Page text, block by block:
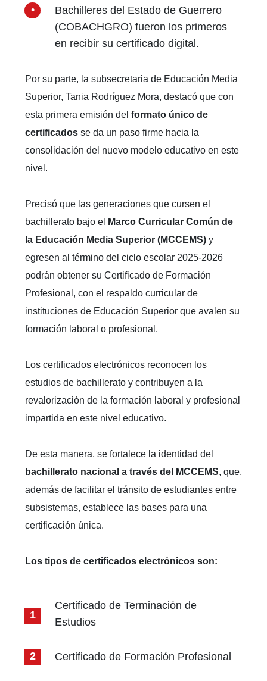
Bachilleres del Estado de Guerrero
(COBACHGRO) fueron los primeros
en recibir su certificado digital.
Por su parte, la subsecretaria de Educación Media
Superior, Tania Rodríguez Mora, destacó que con
esta primera emisión del formato único de
certificados se da un paso firme hacia la
consolidación del nuevo modelo educativo en este
nivel.
Precisó que las generaciones que cursen el
bachillerato bajo el
Marco Curricular Común de
la Educación Media Superior (MCCEMS) y
egresen al término del ciclo escolar 2025-2026
podrán obtener su Certificado de Formación
Profesional, con el respaldo curricular de
instituciones de Educación Superior que avalen su
formación laboral o profesional.
Los certificados electrónicos reconocen los
estudios de bachillerato y contribuyen a la
revalorización de la formación laboral y profesional
impartida en este nivel educativo.
De esta manera, se fortalece la identidad del
bachillerato nacional a través del MCCEMS, que,
además de facilitar el tránsito de estudiantes entre
subsistemas, establece las bases para una
certificación única.
Los tipos de certificados electrónicos son:
Certificado de Terminación de
Estudios
Certificado de Formación Profesional